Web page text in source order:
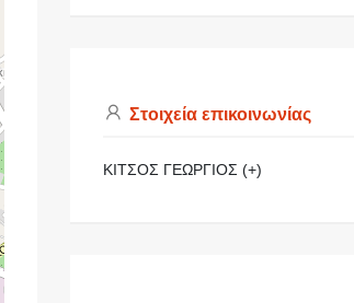
Στοιχεία επικοινωνίας
ΚΙΤΣΟΣ ΓΕΩΡΓΙΟΣ (+)